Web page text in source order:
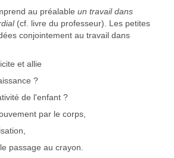
au préalable un travail dans
(cf. livre du professeur). Les petites
conjointement au travail dans
et allie
?
de l'enfant ?
par le corps,
passage au crayon.